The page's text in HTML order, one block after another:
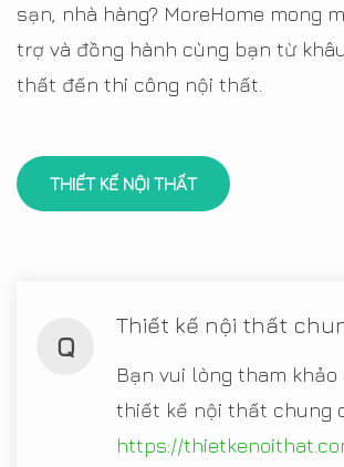
sạn, nhà hàng? MoreHome mong
trợ và đồng hành cùng bạn từ
thất đến thi công nội thất.
THIẾT KẾ NỘI THẤT
Q
Thiết kế nội thất
Bạn vui lòng tham khảo
thiết kế nội thất chung
https://